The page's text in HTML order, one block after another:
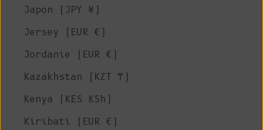
Japon (JPY ¥)
Jersey (EUR €)
Jordanie (EUR €)
Kazakhstan (KZT ₸)
Kenya (KES KSh)
Kiribati (EUR €)